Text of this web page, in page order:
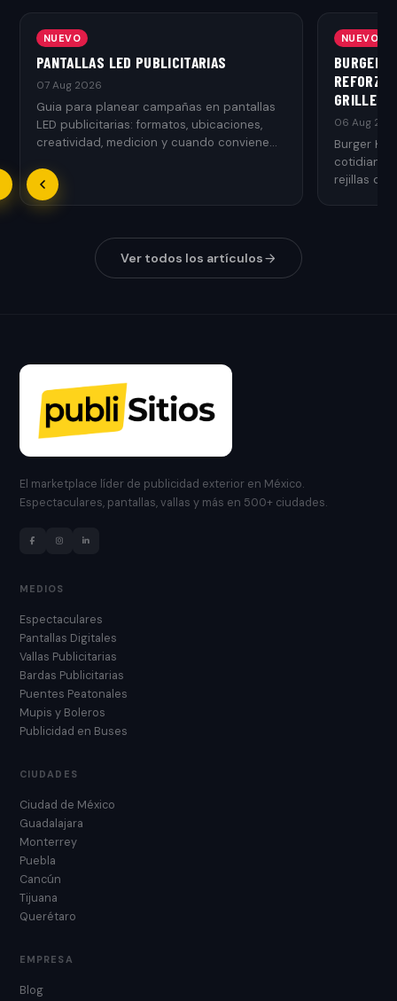
NUEVO
PANTALLAS LED PUBLICITARIAS
07 Aug 2026
Guia para planear campañas en pantallas
LED publicitarias: formatos, ubicaciones,
creatividad, medicion y cuando conviene
NUEVO
BURGER
GRILLED
06 Aug
Burger
rejillas de
Ver todos los artículos
El marketplace líder de publicidad exterior en México.
Espectaculares, pantallas, vallas y más en 500+ ciudades.
MEDIOS
Espectaculares
Pantallas Digitales
Vallas Publicitarias
Bardas Publicitarias
Puentes Peatonales
Mupis y Boleros
Publicidad en Buses
CIUDADES
Ciudad de México
Guadalajara
Monterrey
Puebla
Cancún
Tijuana
Querétaro
EMPRESA
Blog